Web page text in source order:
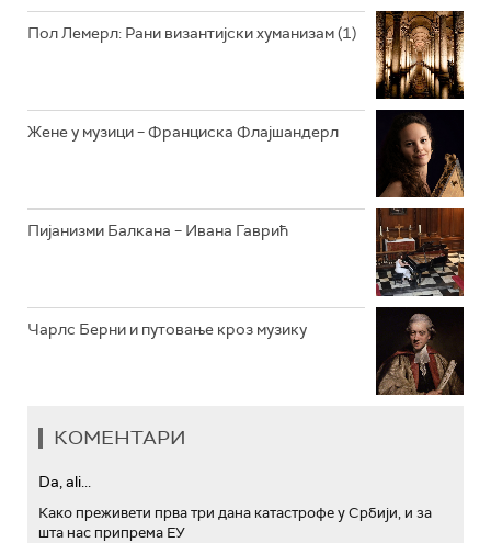
РАДИО ЏЕЗЕР
Пол Лемерл: Рани византијски хуманизам (1)
Жене у музици – Франциска Флајшандерл
Пијанизми Балкана – Ивана Гаврић
Чарлс Берни и путовање кроз музику
КОМЕНТАРИ
Da, ali...
Како преживети прва три дана катастрофе у Србији, и за
шта нас припрема ЕУ